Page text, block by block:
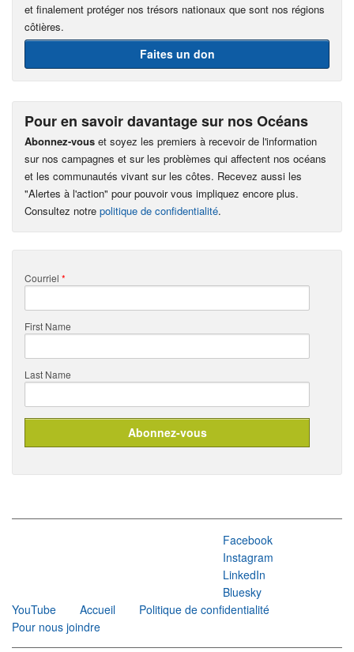
et finalement protéger nos trésors nationaux que sont nos régions
côtières.
Faites un don
Pour en savoir davantage sur nos Océans
Abonnez-vous et soyez les premiers à recevoir de l'information
sur nos campagnes et sur les problèmes qui affectent nos océans
et les communautés vivant sur les côtes. Recevez aussi les
"Alertes à l'action" pour pouvoir vous impliquez encore plus.
Consultez notre politique de confidentialité.
Courriel *
First Name
Last Name
Facebook
Instagram
LinkedIn
Bluesky
YouTube
Accueil
Politique de confidentialité
Pour nous joindre